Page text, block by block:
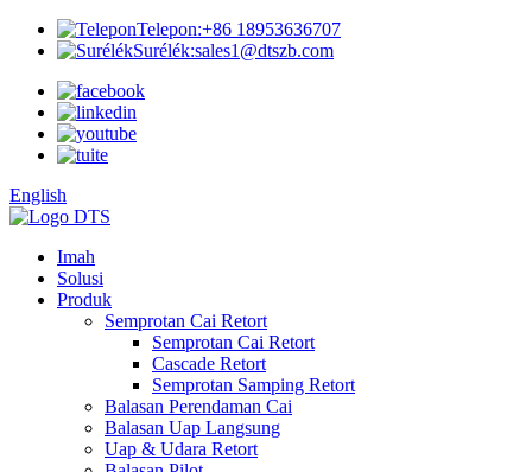
Telepon:+86 18953636707
Surélék:sales1@dtszb.com
English
Imah
Solusi
Produk
Semprotan Cai Retort
Semprotan Cai Retort
Cascade Retort
Semprotan Samping Retort
Balasan Perendaman Cai
Balasan Uap Langsung
Uap & Udara Retort